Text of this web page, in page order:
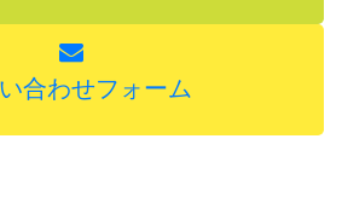
合わせフォーム